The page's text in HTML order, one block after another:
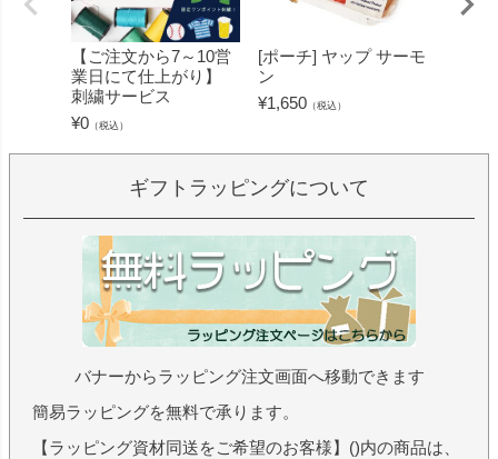
【ご注文から7～10営
業日にて仕上がり】
刺繍サービス
¥0 （税込）
[ポーチ] ヤップ サーモ
ン
¥1,650 （税込）
ギフトラッピングについて
バナーからラッピング注文画面へ移動できます
簡易ラッピングを無料で承ります。
【ラッピング資材同送をご希望のお客様】()内の商品は、